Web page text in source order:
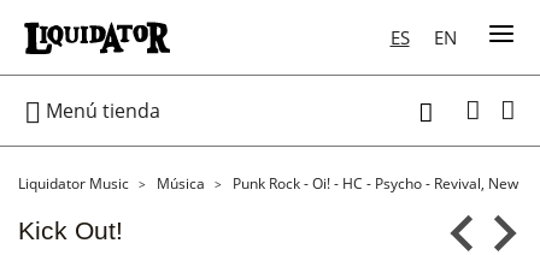
ES EN
 Menú tienda 
Liquidator Music Música Punk Rock - Oi! - HC - Psycho - Revival, New
Kick Out!